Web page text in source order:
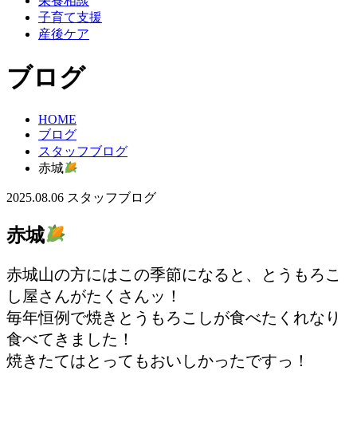
子育て支援
産後ケア
ブログ
HOME
ブログ
スタッフブログ
赤城
2025.08.06 スタッフブログ
赤城
赤城山の方にはこの季節になると、とうもろこ
し屋さんがたくさんッ！
毎年恒例で焼きとうもろこしが食べたくれなり
食べてきました！
焼きたてはとってもおいしかったですっ！